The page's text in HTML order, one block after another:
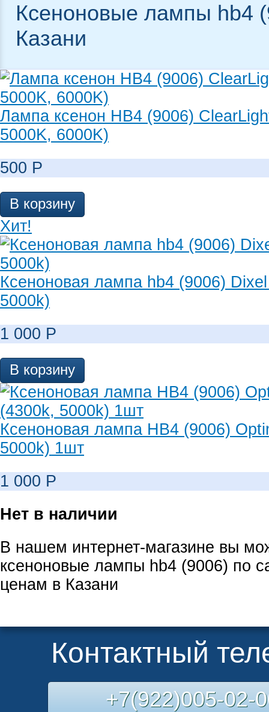
Ксеноновые лампы hb4
Казани
Лампа ксенон HB4 (9006)
5000K, 6000K)
500 Р
В корзину
Хит!
Ксеноновая лампа hb4 (9006)
5000k)
1 000 Р
В корзину
Ксеноновая лампа HB4 (9006)
5000k) 1шт
1 000 Р
Нет в наличии
В нашем интернет-магазине вы
ксеноновые лампы hb4 (9006) по
ценам в Казани
Контактный
+7(922)005-02-